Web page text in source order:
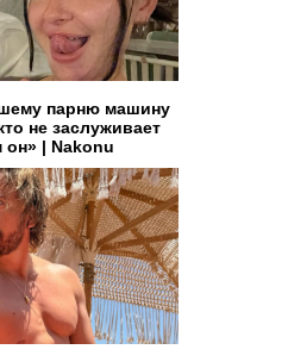
парню машину
не заслуживает
| Nakonu